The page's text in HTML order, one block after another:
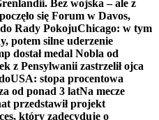
Bez wojska – ale z
się Forum w Davos,
Rady PokojuChicago: w tym
potem silne uderzenie
dostał medal Nobla od
z Pensylwanii zastrzelił ojca
USA: stopa procentowa
od ponad 3 latNa mecze
przedstawił projekt
który zadecyduje o